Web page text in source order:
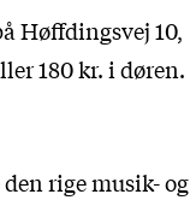
Høffdingsvej 10,
180 kr. i døren.
rige musik- og